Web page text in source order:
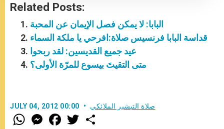
Related Posts:
البابا: لا يمكن فصل الإيمان عن المحبة
قداسة البابا فرنسيس صلاة:افرحي يا ملكة السماء
عيد جميع القديسين: لقد ربحوا
متى التقيتَ بيسوع للمرّة الأولى؟
JULY 04, 2012 00:00 صلاة التبشير الملائكي
W
h
M
e
F
a w